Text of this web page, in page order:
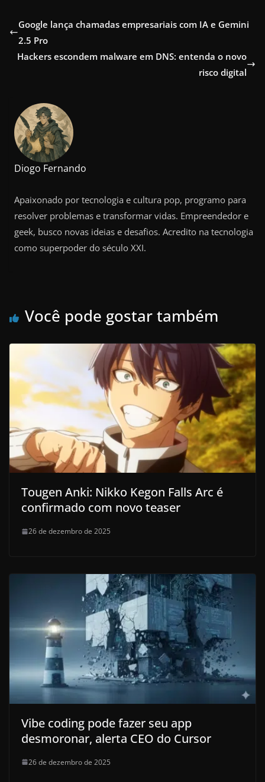
Google lança chamadas empresariais com IA e Gemini
2.5 Pro
Hackers escondem malware em DNS: entenda o novo
risco digital
Diogo Fernando
Apaixonado por tecnologia e cultura pop, programo para
resolver problemas e transformar vidas. Empreendedor e
geek, busco novas ideias e desafios. Acredito na tecnologia
como superpoder do século XXI.
Você pode gostar também
Tougen Anki: Nikko Kegon Falls Arc é
confirmado com novo teaser
26 de dezembro de 2025
Vibe coding pode fazer seu app
desmoronar, alerta CEO do Cursor
26 de dezembro de 2025